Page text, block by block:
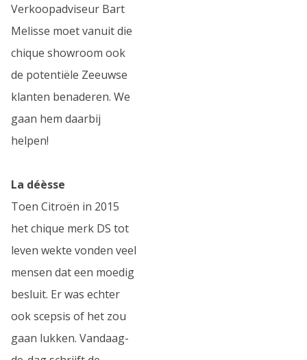
Verkoopadviseur Bart
Melisse moet vanuit die
chique showroom ook
de potentiële Zeeuwse
klanten benaderen. We
gaan hem daarbij
helpen!
La déèsse
Toen Citroën in 2015
het chique merk DS tot
leven wekte vonden veel
mensen dat een moedig
besluit. Er was echter
ook scepsis of het zou
gaan lukken. Vandaag-